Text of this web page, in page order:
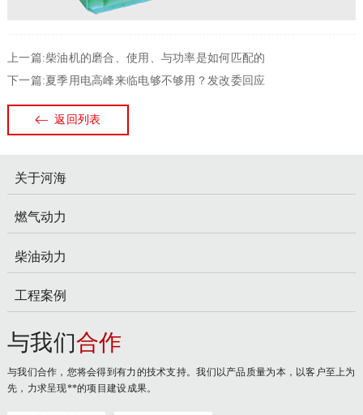
上一篇:柴油机的磨合、使用、与功率是如何匹配的
下一篇:夏季用电高峰来临电够不够用？发改委回应
返回列表
关于河海
燃气动力
柴油动力
工程案例
与我们合作
与我们合作，您将会得到有力的技术支持。我们以产品质量为本，以客户至上为
先，力求呈现**的项目建设成果。